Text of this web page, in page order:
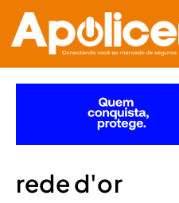
rede d'or